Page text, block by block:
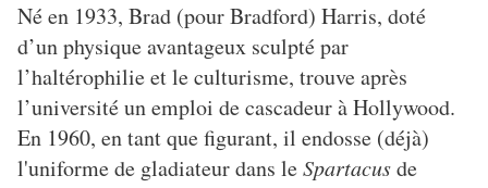
Né en 1933, Brad (pour Bradford) Harris, doté
d’un physique avantageux sculpté par
l’haltérophilie et le culturisme, trouve après
l’université un emploi de cascadeur à Hollywood.
En 1960, en tant que figurant, il endosse (déjà)
l'uniforme de gladiateur dans leSpartacusde